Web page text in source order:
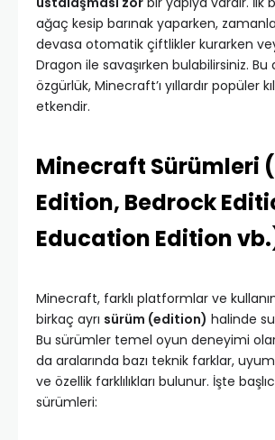
ağaç kesip barınak yaparken,
devasa otomatik çiftlikler kurarken
Dragon ile savaşırken bulabilirsiniz. Bu
özgürlük, Minecraft’ı yıllardır popüler
etkendir.
Minecraft Sürümleri
Edition, Bedrock
Education Edition
Minecraft, farklı platformlar ve
birkaç ayrı sürüm (edition) halinde
Bu sürümler temel oyun deneyimi
da aralarında bazı teknik farklar,
ve özellik farklılıkları bulunur. İşte
sürümleri: